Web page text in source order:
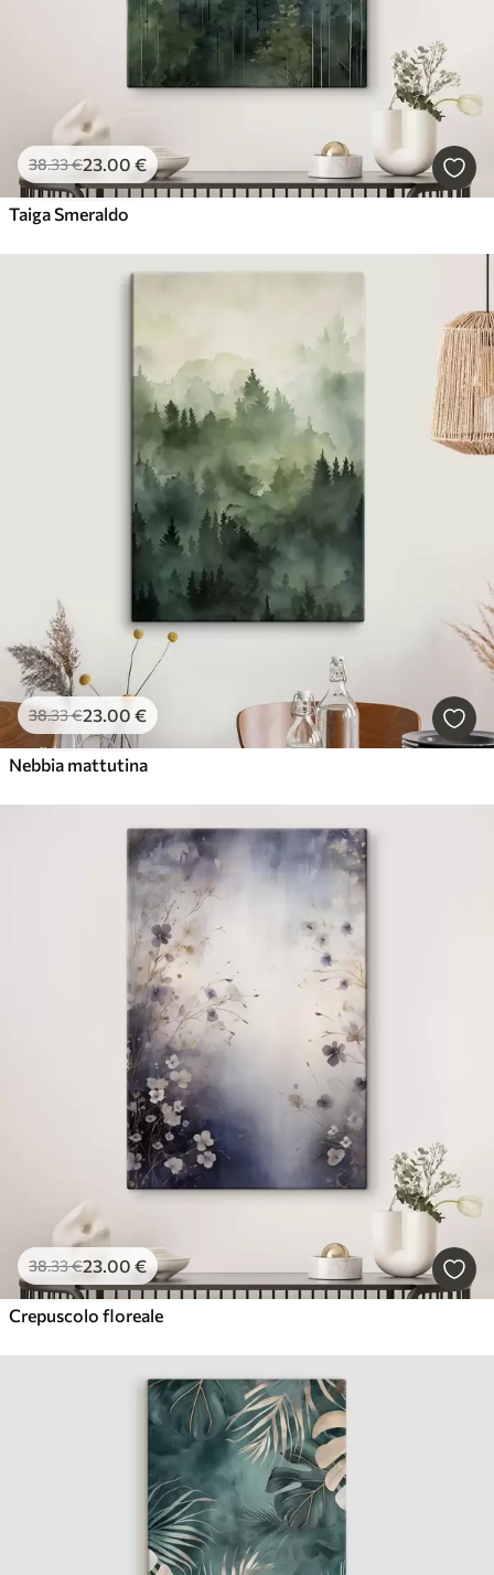
38.33€23.00 €
Taiga Smeraldo
38.33€23.00 €
Nebbia mattutina
38.33€23.00 €
Crepuscolo floreale